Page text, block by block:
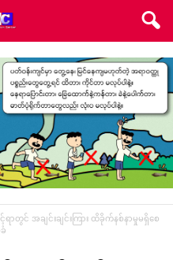
င် အချင်းချင်းကြား ထိခိုက်နစ်နာမှုမရှိ‌စေ